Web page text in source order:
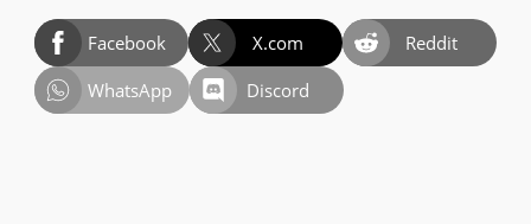
Facebook X.com
Reddit
WhatsApp
Discord